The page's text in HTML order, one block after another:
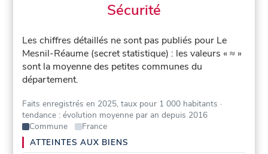
Sécurité
Les chiffres détaillés ne sont pas publiés pour Le
Mesnil-Réaume (secret statistique) : les valeurs « ≈ »
sont la moyenne des petites communes du
département.
Faits enregistrés en 2025, taux pour 1 000 habitants ·
tendance : évolution moyenne par an depuis 2016
Commune
France
ATTEINTES AUX BIENS